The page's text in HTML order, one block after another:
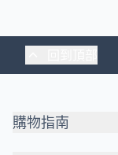
購物指南